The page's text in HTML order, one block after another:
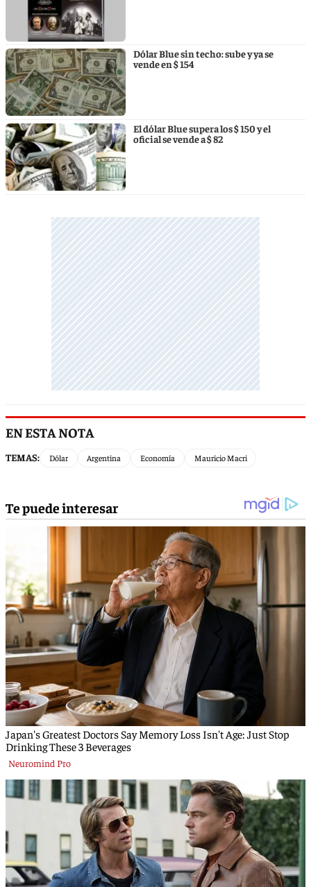
Dólar Blue sin techo: sube y ya se
vende en $ 154
El dólar Blue supera los $ 150 y el
oficial se vende a $ 82
EN ESTA NOTA
TEMAS: Dólar Argentina Economía Mauricio Macri